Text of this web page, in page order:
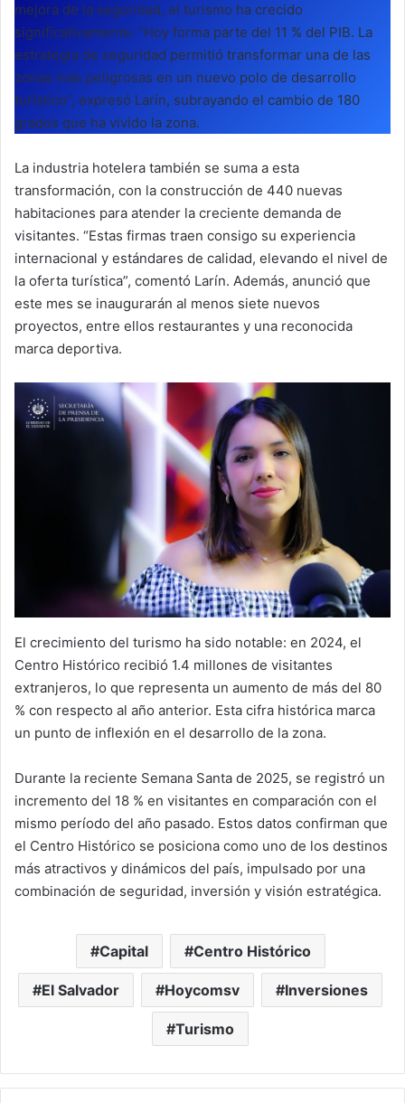
mejora de la seguridad, el turismo ha crecido
significativamente. “Hoy forma parte del 11 % del PIB. La
estrategia de seguridad permitió transformar una de las
zonas más peligrosas en un nuevo polo de desarrollo
turístico”, expresó Larín, subrayando el cambio de 180
grados que ha vivido la zona.
La industria hotelera también se suma a esta
transformación, con la construcción de 440 nuevas
habitaciones para atender la creciente demanda de
visitantes. “Estas firmas traen consigo su experiencia
internacional y estándares de calidad, elevando el nivel de
la oferta turística”, comentó Larín. Además, anunció que
este mes se inaugurarán al menos siete nuevos
proyectos, entre ellos restaurantes y una reconocida
marca deportiva.
El crecimiento del turismo ha sido notable: en 2024, el
Centro Histórico recibió 1.4 millones de visitantes
extranjeros, lo que representa un aumento de más del 80
% con respecto al año anterior. Esta cifra histórica marca
un punto de inflexión en el desarrollo de la zona.
Durante la reciente Semana Santa de 2025, se registró un
incremento del 18 % en visitantes en comparación con el
mismo período del año pasado. Estos datos confirman que
el Centro Histórico se posiciona como uno de los destinos
más atractivos y dinámicos del país, impulsado por una
combinación de seguridad, inversión y visión estratégica.
Capital Centro Histórico
El Salvador Hoycomsv Inversiones
Turismo